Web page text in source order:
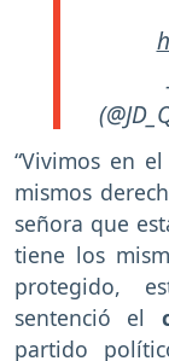
“Vivimos en
mismos
señora que
tiene los
protegido,
sentenció el
partido